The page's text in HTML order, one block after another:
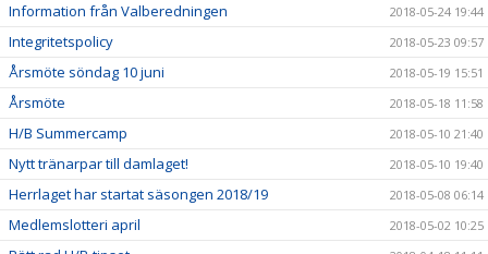
Information från Valberedningen 2018-05-24 19:44
Integritetspolicy 2018-05-23 09:57
Årsmöte söndag 10 juni 2018-05-19 15:51
Årsmöte 2018-05-18 11:58
H/B Summercamp 2018-05-10 21:40
Nytt tränarpar till damlaget! 2018-05-10 19:40
Herrlaget har startat säsongen 2018/19 2018-05-08 06:14
Medlemslotteri april 2018-05-02 10:25